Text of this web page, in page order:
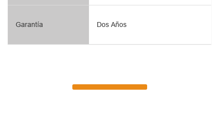
Garantía Dos Años